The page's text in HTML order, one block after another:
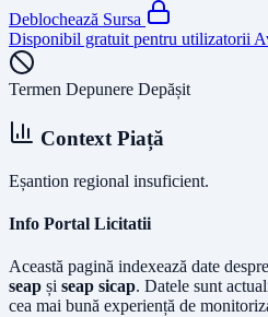
Deblochează Sursa
Disponibil gratuit pentru utilizatorii
Termen Depunere Depășit
Context Piață
Eșantion regional insuficient.
Info Portal Licitatii
Această pagină indexează date despre
seap și seap sicap. Datele sunt
cea mai bună experiență de